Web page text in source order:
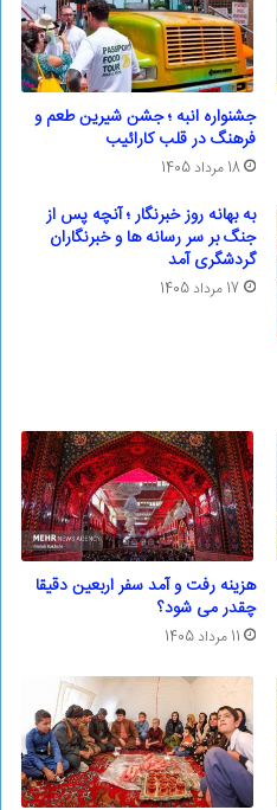
جشنواره انبه ؛ جشن شیرین طعم و
فرهنگ در قلب کارائیب
18 مرداد 1405
به بهانه روز خبرنگار ؛ آنچه پس از
جنگ بر سر رسانه ها و خبرنگاران
گردشگری آمد
17 مرداد 1405
هزینه رفت و آمد سفر اربعین دقیقا
چقدر می شود؟
11 مرداد 1405